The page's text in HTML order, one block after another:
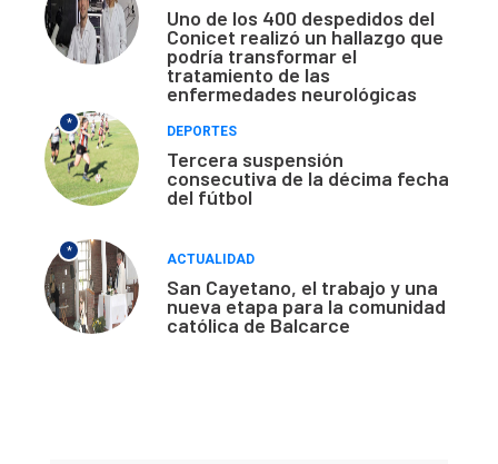
Uno de los 400 despedidos del
Conicet realizó un hallazgo que
podría transformar el
tratamiento de las
enfermedades neurológicas
*
DEPORTES
Tercera suspensión
consecutiva de la décima fecha
del fútbol
*
ACTUALIDAD
San Cayetano, el trabajo y una
nueva etapa para la comunidad
católica de Balcarce